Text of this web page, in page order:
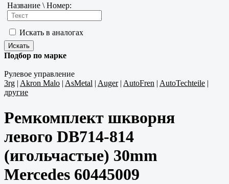
Название \ Номер:
Искать в аналогах
Подбор по марке
Рулевое управление
3rg | Akron Malo | AsMetal | Auger| AutoFren | AutoTechteile |
другие
Ремкомплект шкворня
левого DB714-814
(игольчастые) 30mm
Mercedes 60445009